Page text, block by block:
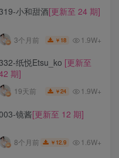
小和甜酒[更新至 24 期]
3个月前 ￥ 18 1.9W+
纸悦Etsu_ko [更新至
期]
19天前 ￥24 1.9W+
镜酱[更新至 12 期]
8个月前 ￥ 12.9 1.6W+
]
期]
105 期]